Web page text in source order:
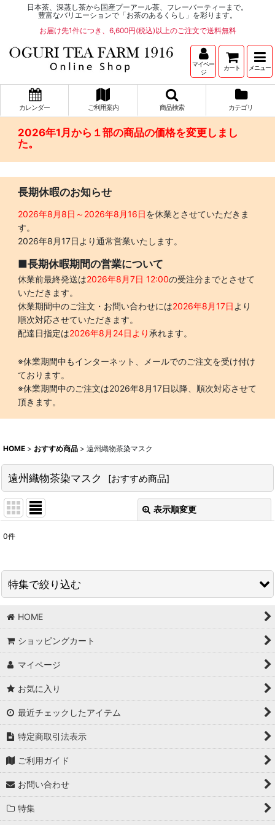
日本茶、深蒸し茶から国産プーアール茶、フレーバーティーまで。
豊富なバリエーションで「お茶のあるくらし」を彩ります。
お届け先1件につき、6,600円(税込)以上のご注文で送料無料
マイペー
ジ
カート メニュー
カレンダー ご利用案内 商品検索 カテゴリ
2026年1月から１部の商品の価格を変更しまし
た。
長期休暇のお知らせ
2026年8月8日～2026年8月16日を休業とさせていただきま
す。
2026年8月17日より通常営業いたします。
■長期休暇期間の営業について
休業前最終発送は2026年8月7日 12:00の受注分までとさせて
いただきます。
休業期間中のご注文・お問い合わせには2026年8月17日 より
順次対応させていただきます。
配達日指定は2026年8月24日より承れます。
※休業期間中もインターネット、メールでのご注文を受け付け
ております。
※休業期間中のご注文は2026年8月17日以降、順次対応させて
頂きます。
HOME > おすすめ商品 > 遠州織物茶染マスク
遠州織物茶染マスク [おすすめ商品]
表示順変更
並び順 :
0件
特集で絞り込む
【形で選ぶ】リーフタイプ
【形で選ぶ】ティーバッグタイプ
【種類で選ぶ】緑茶
【種類で選ぶ】その他
送料コミコミ価格
抹茶入玄米茶
HOME
ショッピングカート
マイページ
お気に入り
最近チェックしたアイテム
特定商取引法表示
ご利用ガイド
お問い合わせ
特集